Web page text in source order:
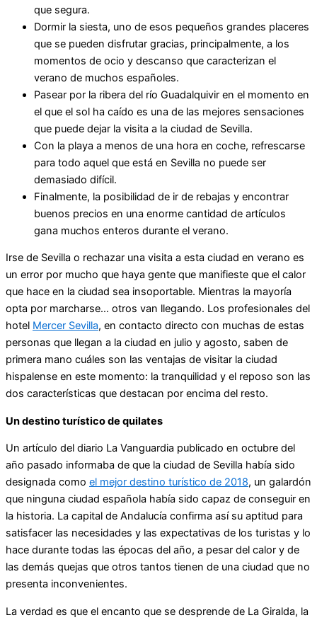
que segura.
Dormir la siesta, uno de esos pequeños grandes placeres
que se pueden disfrutar gracias, principalmente, a los
momentos de ocio y descanso que caracterizan el
verano de muchos españoles.
Pasear por la ribera del río Guadalquivir en el momento en
el que el sol ha caído es una de las mejores sensaciones
que puede dejar la visita a la ciudad de Sevilla.
Con la playa a menos de una hora en coche, refrescarse
para todo aquel que está en Sevilla no puede ser
demasiado difícil.
Finalmente, la posibilidad de ir de rebajas y encontrar
buenos precios en una enorme cantidad de artículos
gana muchos enteros durante el verano.
Irse de Sevilla o rechazar una visita a esta ciudad en verano es
un error por mucho que haya gente que manifieste que el calor
que hace en la ciudad sea insoportable. Mientras la mayoría
opta por marcharse… otros van llegando. Los profesionales del
hotel Mercer Sevilla, en contacto directo con muchas de estas
personas que llegan a la ciudad en julio y agosto, saben de
primera mano cuáles son las ventajas de visitar la ciudad
hispalense en este momento: la tranquilidad y el reposo son las
dos características que destacan por encima del resto.
Un destino turístico de quilates
Un artículo del diario La Vanguardia publicado en octubre del
año pasado informaba de que la ciudad de Sevilla había sido
designada como el mejor destino turístico de 2018, un galardón
que ninguna ciudad española había sido capaz de conseguir en
la historia. La capital de Andalucía confirma así su aptitud para
satisfacer las necesidades y las expectativas de los turistas y lo
hace durante todas las épocas del año, a pesar del calor y de
las demás quejas que otros tantos tienen de una ciudad que no
presenta inconvenientes.
La verdad es que el encanto que se desprende de La Giralda, la